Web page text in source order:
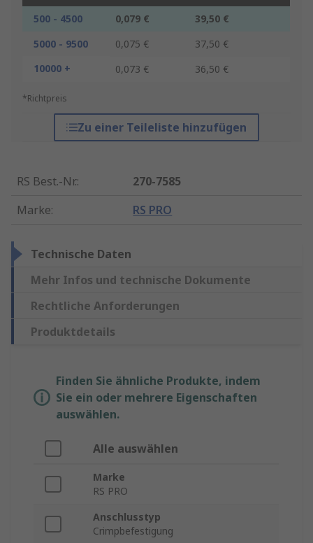
500 - 4500 0,079 €
39,50 €
5000 - 9500
0,075 €
37,50 €
10000 +
0,073 € 36,50 €
*Richtpreis
Zu einer Teileliste hinzufügen
RS Best.-Nr.:
270-7585
Marke: RS PRO
Technische Daten
Mehr Infos und technische Dokumente
Rechtliche Anforderungen
Produktdetails
Finden Sie ähnliche Produkte, indem
Sie ein oder mehrere Eigenschaften
auswählen.
Alle auswählen
Marke
RS PRO
Anschlusstyp
Crimpbefestigung